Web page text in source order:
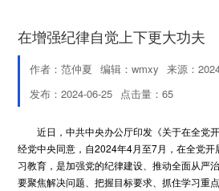
在增强纪律自觉上下更大功夫
作者：范仲夏 编辑：wmxy 来源：
发布：2024-06-25 点击量： 65
近日，中共中央办公厅印发《关于在全党
经党中央同意，自2024年4月至7月，在全党
习教育，是加强党的纪律建设、推动全面从严
要聚焦解决问题、把握目标要求、抓住学习重